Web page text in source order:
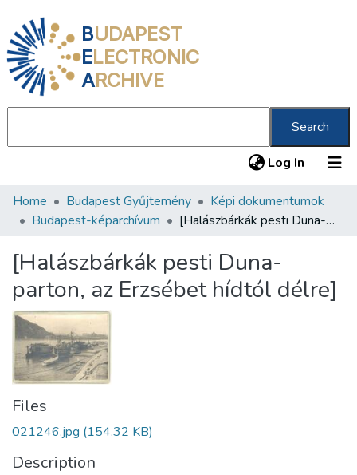
BUDAPEST
ELECTRONIC
ARCHIVE
Search
Log In (current)
Communities & Collections
Statistics
About us
Home Budapest Gyűjtemény
Képi dokumentumok
Budapest-képarchívum
[Halászbárkák pesti Duna-parton, az Erzsébet hídtól délre]
[Halászbárkák pesti Duna-
parton, az Erzsébet hídtól délre]
Files
021246.jpg (154.32 KB)
Description